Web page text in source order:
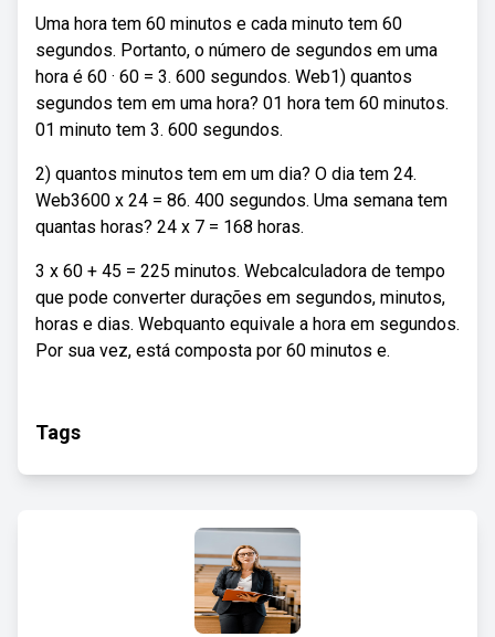
Uma hora tem 60 minutos e cada minuto tem 60
segundos. Portanto, o número de segundos em uma
hora é 60 · 60 = 3. 600 segundos. Web1) quantos
segundos tem em uma hora? 01 hora tem 60 minutos.
01 minuto tem 3. 600 segundos.
2) quantos minutos tem em um dia? O dia tem 24.
Web3600 x 24 = 86. 400 segundos. Uma semana tem
quantas horas? 24 x 7 = 168 horas.
3 x 60 + 45 = 225 minutos. Webcalculadora de tempo
que pode converter durações em segundos, minutos,
horas e dias. Webquanto equivale a hora em segundos.
Por sua vez, está composta por 60 minutos e.
Tags